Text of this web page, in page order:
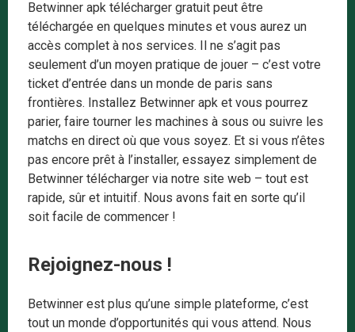
Betwinner apk télécharger gratuit peut être
téléchargée en quelques minutes et vous aurez un
accès complet à nos services. Il ne s’agit pas
seulement d’un moyen pratique de jouer – c’est votre
ticket d’entrée dans un monde de paris sans
frontières. Installez Betwinner apk et vous pourrez
parier, faire tourner les machines à sous ou suivre les
matchs en direct où que vous soyez. Et si vous n’êtes
pas encore prêt à l’installer, essayez simplement de
Betwinner télécharger via notre site web – tout est
rapide, sûr et intuitif. Nous avons fait en sorte qu’il
soit facile de commencer !
Rejoignez-nous !
Betwinner est plus qu’une simple plateforme, c’est
tout un monde d’opportunités qui vous attend. Nous